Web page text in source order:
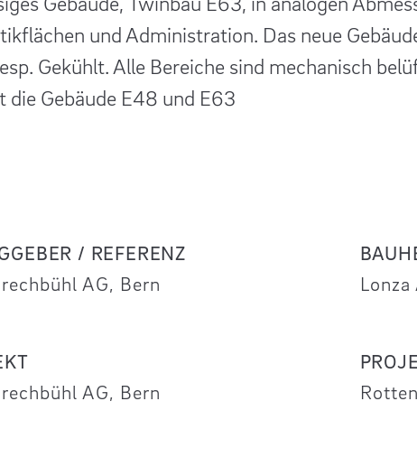
und Administration. Das neue
Gekühlt. Alle Bereiche sind mechanisch
die Gebäude E48 und E63
/ REFERENZ
AG, Bern
AG, Bern
Lonza